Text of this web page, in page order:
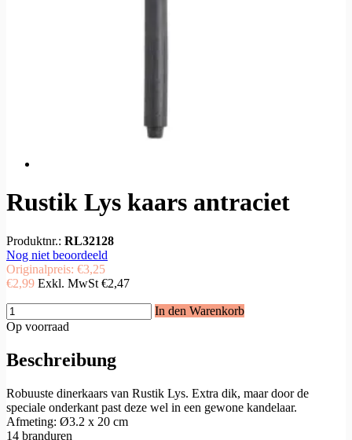
Rustik Lys kaars antraciet
Produktnr.: RL32128
Nog niet beoordeeld
Originalpreis: €3,25
€2,99 Exkl. MwSt €2,47
In den Warenkorb
Op voorraad
Beschreibung
Robuuste dinerkaars van Rustik Lys. Extra dik, maar door de
speciale onderkant past deze wel in een gewone kandelaar.
Afmeting: Ø3.2 x 20 cm
14 branduren